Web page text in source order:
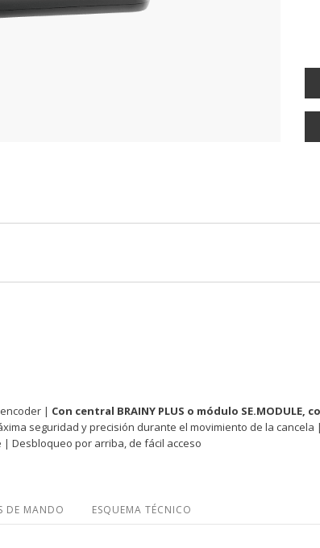
| Con central BRAINY PLUS o módulo
seguridad y precisión durante el movimiento de la
Desbloqueo por arriba, de fácil acceso
DE MANDO ESQUEMA TÉCNICO